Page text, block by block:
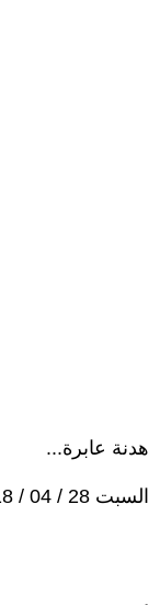
هدنة عابرة...
السبت 28 / 04 / 2018